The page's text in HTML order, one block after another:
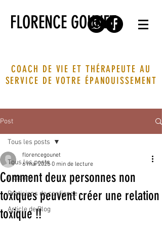
FLORENCE GOUNET
COACH DE VIE ET THÉRAPEUTE AU
SERVICE DE VOTRE ÉPANOUISSEMENT
Post
Tous les posts
Citations
Praticiens de confiance
Article de Blog
Tous les posts
Comment deux personnes non
toxiques peuvent créer une relation
toxique !!
florencegounet
6 mai 2025 0 min de lecture